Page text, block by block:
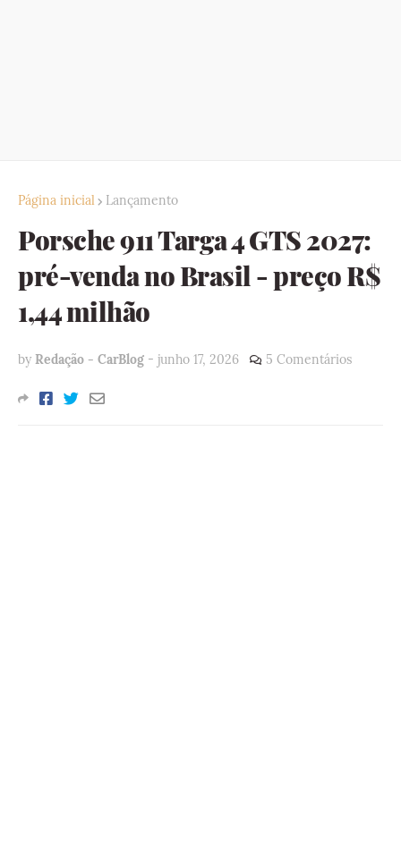
Página inicial Lançamento
Porsche 911 Targa 4 GTS 2027:
pré-venda no Brasil - preço R$
1,44 milhão
by Redação - CarBlog - junho 17, 2026 5 Comentários